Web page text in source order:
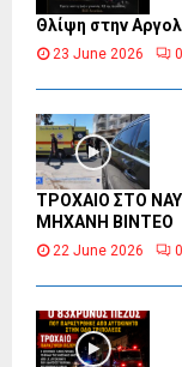
Θλίψη στην
23 June 2026 0
ΤΡΟΧΑΙΟ ΣΤΟ
ΜΗΧΑΝΗ ΒΙΝΤΕΟ
22 June 2026 0